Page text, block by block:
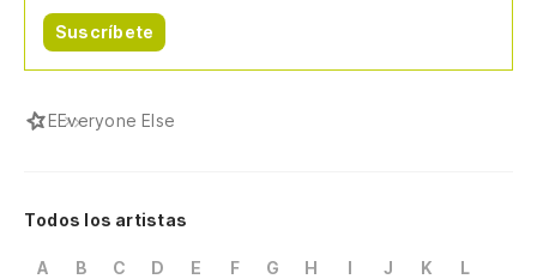
Suscríbete
EEveryone Else
Todos los artistas
A B C D E F G H I J K
L